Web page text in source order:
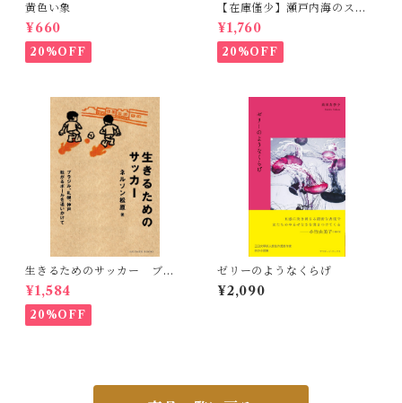
黄色い象
¥660
20%OFF
【在庫僅少】瀬戸内海のスケ
ッチ 黒島伝治作品集
¥1,760
20%OFF
生きるためのサッカー ブラ
ジル、札幌、神戸 転がるボ
ールを追いかけて
¥1,584
20%OFF
ゼリーのようなくらげ
¥2,090